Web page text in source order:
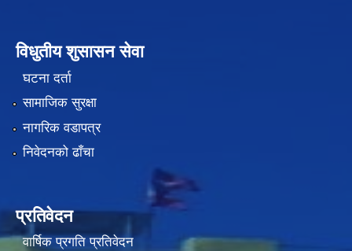
विधुतीय शुसासन सेवा
घटना दर्ता
सामाजिक सुरक्षा
नागरिक वडापत्र
निवेदनको ढाँचा
प्रतिवेदन
वार्षिक प्रगति प्रतिवेदन